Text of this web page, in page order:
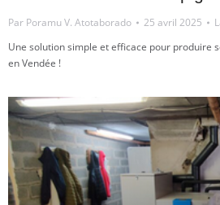
Par Poramu V. Atotaborado 25 avril 2025
Une solution simple et efficace pour produire
en Vendée !